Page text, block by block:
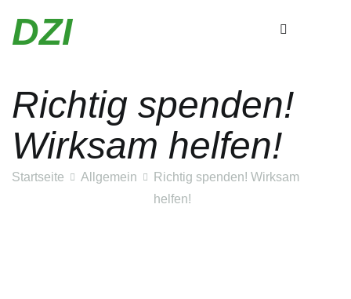
InhaltDZI
Richtig spenden!
Wirksam helfen!
Startseite Allgemein
Richtig spenden! Wirksam
helfen!